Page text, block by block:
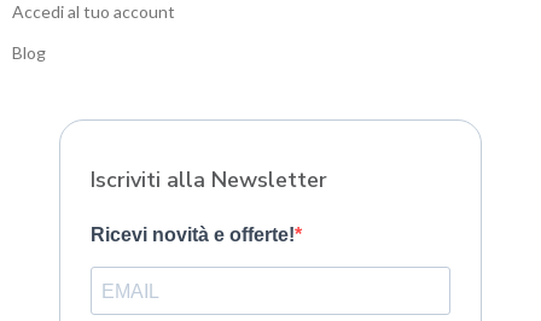
Accedi al tuo account
Blog
Iscriviti alla Newsletter
Ricevi novità e offerte!